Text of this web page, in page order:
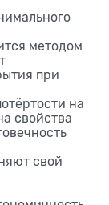
методом
при
на
свойства
свой